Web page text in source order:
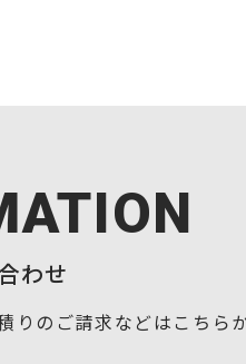
わせ
りの ご請求などはこちら